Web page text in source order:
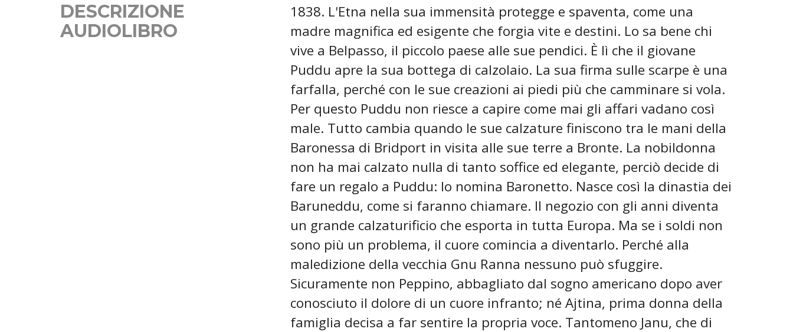
DESCRIZIONE
AUDIOLIBRO
1838. L'Etna nella sua immensità protegge e spaventa, come una
madre magnifica ed esigente che forgia vite e destini. Lo sa bene chi
vive a Belpasso, il piccolo paese alle sue pendici. È lì che il giovane
Puddu apre la sua bottega di calzolaio. La sua firma sulle scarpe è una
farfalla, perché con le sue creazioni ai piedi più che camminare si vola.
Per questo Puddu non riesce a capire come mai gli affari vadano così
male. Tutto cambia quando le sue calzature finiscono tra le mani della
Baronessa di Bridport in visita alle sue terre a Bronte. La nobildonna
non ha mai calzato nulla di tanto soffice ed elegante, perciò decide di
fare un regalo a Puddu: lo nomina Baronetto. Nasce così la dinastia dei
Baruneddu, come si faranno chiamare. Il negozio con gli anni diventa
un grande calzaturificio che esporta in tutta Europa. Ma se i soldi non
sono più un problema, il cuore comincia a diventarlo. Perché alla
maledizione della vecchia Gnu Ranna nessuno può sfuggire.
Sicuramente non Peppino, abbagliato dal sogno americano dopo aver
conosciuto il dolore di un cuore infranto; né Ajtina, prima donna della
famiglia decisa a far sentire la propria voce. Tantomeno Janu, che di